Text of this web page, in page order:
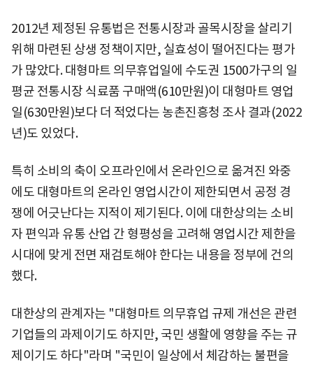
2012년 제정된 유통법은 전통시장과 골목시장을 살리기
위해 마련된 상생 정책이지만, 실효성이 떨어진다는 평가
가 많았다. 대형마트 의무휴업일에 수도권 1500가구의 일
평균 전통시장 식료품 구매액(610만원)이 대형마트 영업
일(630만원)보다 더 적었다는 농촌진흥청 조사 결과(2022
년)도 있었다.
특히 소비의 축이 오프라인에서 온라인으로 옮겨진 와중
에도 대형마트의 온라인 영업시간이 제한되면서 공정 경
쟁에 어긋난다는 지적이 제기된다. 이에 대한상의는 소비
자 편익과 유통 산업 간 형평성을 고려해 영업시간 제한을
시대에 맞게 전면 재검토해야 한다는 내용을 정부에 건의
했다.
대한상의 관계자는 "대형마트 의무휴업 규제 개선은 관련
기업들의 과제이기도 하지만, 국민 생활에 영향을 주는 규
제이기도 하다"라며 "국민이 일상에서 체감하는 불편을